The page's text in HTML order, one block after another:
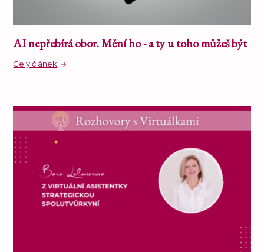
AI nepřebírá obor. Mění ho - a ty u toho můžeš být
Celý článek